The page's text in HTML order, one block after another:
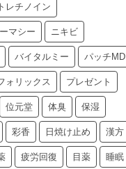
トレチノイン
マシー ニキビ
バイタルミー パッチMD
ォリックス プレゼント
位元堂 体臭 保湿
彩香 日焼け止め 漢方
疲労回復 目薬 睡眠